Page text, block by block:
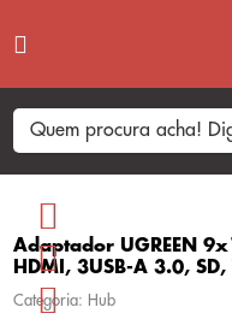
Adaptador UGREEN
HDMI, 3USB-A 3.0, SD,
Categoria: Hub